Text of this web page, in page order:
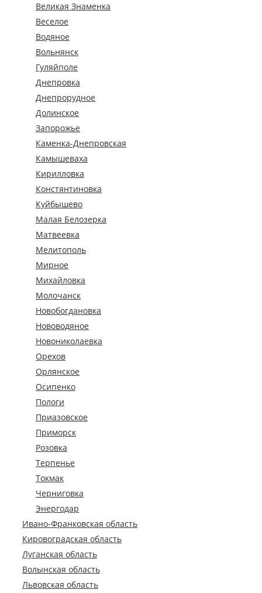
Великая Знаменка
Веселое
Водяное
Вольнянск
Гуляйполе
Днепровка
Днепрорудное
Долинское
Запорожье
Каменка-Днепровская
Камышеваха
Кирилловка
Констянтиновка
Куйбышево
Малая Белозерка
Матвеевка
Мелитополь
Мирное
Михайловка
Молочанск
Новобогдановка
Нововодяное
Новониколаевка
Орехов
Орлянское
Осипенко
Пологи
Приазовское
Приморск
Розовка
Терпенье
Токмак
Черниговка
Энергодар
Ивано-Франковская область
Кировоградская область
Луганская область
Волынская область
Львовская область